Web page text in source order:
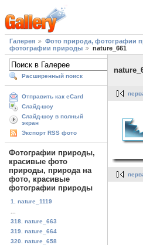
Галерея Фото природа, фотографии
фотографии природы
nature_661
Расширенный поиск
Отправить как eCard
Слайд-шоу
Слайд-шоу в полный
экран
Экспорт RSS фото
Фотографии природы,
красивые фото
природы, природа на
фото, красивые
фотографии природы
1. nature_1119
318. nature_663
319. nature_664
320. nature_658